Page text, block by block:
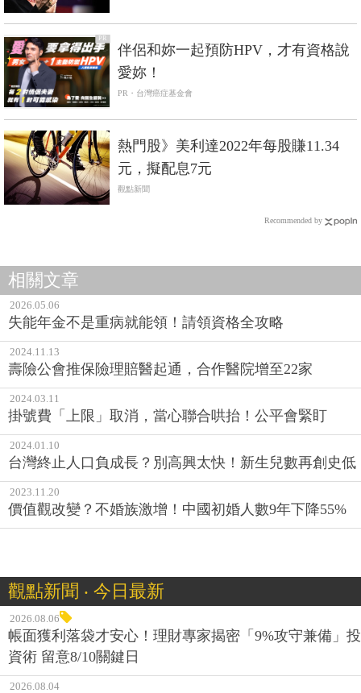
PR
伴侶和妳一起預防HPV，才有資格說
愛妳！
PR・台灣癌症基金會
熱門股》美利達2022年每股賺11.34
元，擬配息7元
觀點新聞
Recommended by
相關文章
2026.05.06
失能年金不是重病就能領！請領資格全攻略
2024.11.13
壽險公會推保險理賠醫起通，合作醫院增至22家
2024.03.11
掛號費「上限」取消，當心聯合哄抬！公平會緊盯
2024.01.10
台灣終止人口負成長？別高興太快！新生兒數再創史低
2023.11.20
價值觀改變？不婚族激增！中國初婚人數9年下降55%
觀點新聞 ‧ 今日最新
2026.08.06
帳面獲利落袋才安心！理財專家揭密「9%攻守兼備」投
資術 留意8/10關鍵日
2026.08.04